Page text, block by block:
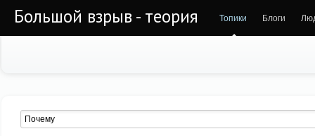
Большой взрыв - теория Топики Блоги